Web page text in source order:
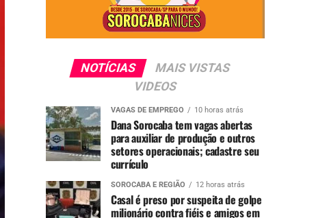
NOTÍCIAS
MAIS VISTAS
VIDEOS
VAGAS DE EMPREGO 10 horas atrás
Dana Sorocaba tem vagas abertas
para auxiliar de produção e outros
setores operacionais; cadastre seu
currículo
SOROCABA E REGIÃO 12 horas atrás
Casal é preso por suspeita de golpe
milionário contra fiéis e amigos em